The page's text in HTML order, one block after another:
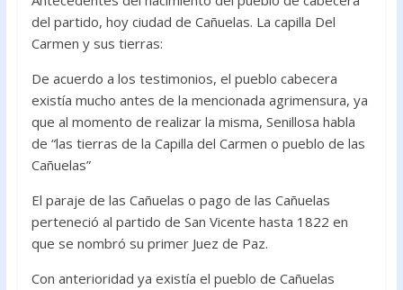
del partido, hoy ciudad de Cañuelas. La capilla Del
Carmen y sus tierras:
De acuerdo a los testimonios, el pueblo cabecera
existía mucho antes de la mencionada agrimensura, ya
que al momento de realizar la misma, Senillosa habla
de “las tierras de la Capilla del Carmen o pueblo de las
Cañuelas”
El paraje de las Cañuelas o pago de las Cañuelas
perteneció al partido de San Vicente hasta 1822 en
que se nombró su primer Juez de Paz.
Con anterioridad ya existía el pueblo de Cañuelas